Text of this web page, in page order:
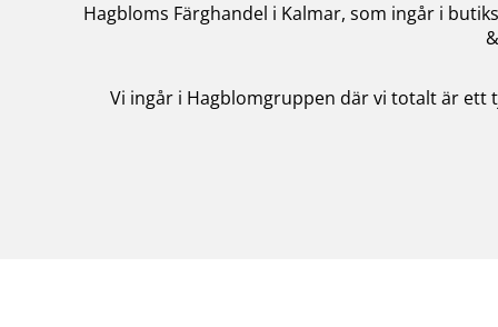
Hagbloms Färghandel i Kalmar, som ingår i
Vi ingår i Hagblomgruppen där vi totalt är